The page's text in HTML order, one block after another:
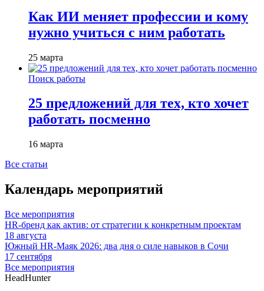
Как ИИ меняет профессии и кому
нужно учиться с ним работать
25 марта
Поиск работы
25 предложений для тех, кто хочет
работать посменно
16 марта
Все статьи
Календарь мероприятий
Все мероприятия
HR-бренд как актив: от стратегии к конкретным проектам
18 августа
Южный HR-Маяк 2026: два дня о силе навыков в Сочи
17 сентября
Все мероприятия
HeadHunter